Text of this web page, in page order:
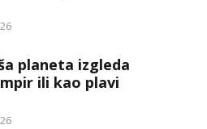
planeta izgleda
ili kao plavi